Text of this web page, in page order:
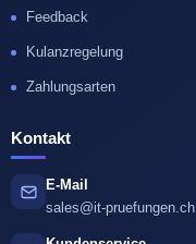
Feedback
Kulanzregelung
Zahlungsarten
Kontakt
E-Mail
sales@it-pruefungen.ch